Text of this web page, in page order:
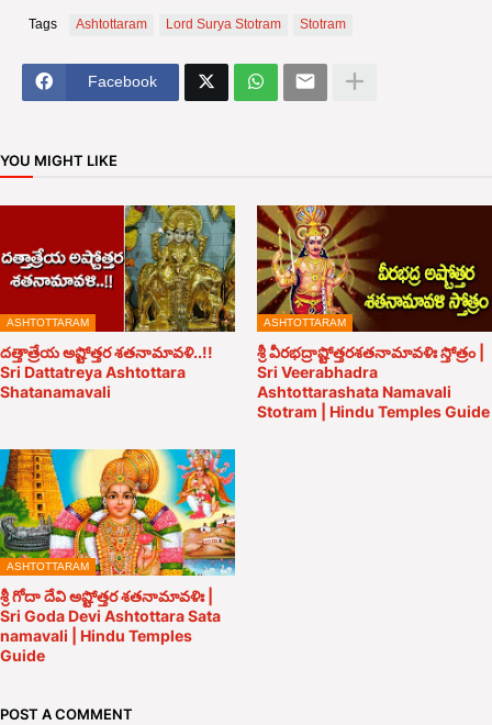
Tags Ashtottaram Lord Surya Stotram Stotram
Facebook
YOU MIGHT LIKE
ASHTOTTARAM
దత్తాత్రేయ అష్టోత్తర శతనామావళి..!!
Sri Dattatreya Ashtottara
Shatanamavali
ASHTOTTARAM
శ్రీ వీరభద్రాష్టోత్తరశతనామావళిః స్తోత్రం |
Sri Veerabhadra
Ashtottarashata Namavali
Stotram | Hindu Temples Guide
ASHTOTTARAM
శ్రీ గోదా దేవి అష్టోత్తర శతనామావళిః |
Sri Goda Devi Ashtottara Sata
namavali | Hindu Temples
Guide
POST A COMMENT